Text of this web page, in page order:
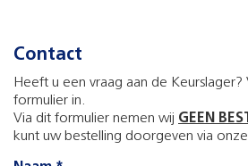
Contact
Heeft u een vraag aan de Keurslager?
formulier in.
Via dit formulier nemen wij GEEN
kunt uw bestelling doorgeven via onze